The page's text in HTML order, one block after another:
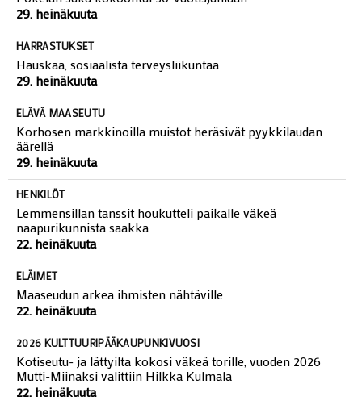
29. heinäkuuta
HARRASTUKSET
Hauskaa, sosiaalista terveysliikuntaa
29. heinäkuuta
ELÄVÄ MAASEUTU
Korhosen markkinoilla muistot heräsivät pyykkilaudan
äärellä
29. heinäkuuta
HENKILÖT
Lemmensillan tanssit houkutteli paikalle väkeä
naapurikunnista saakka
22. heinäkuuta
ELÄIMET
Maaseudun arkea ihmisten nähtäville
22. heinäkuuta
2026 KULTTUURIPÄÄKAUPUNKIVUOSI
Kotiseutu- ja lättyilta kokosi väkeä torille, vuoden 2026
Mutti-Miinaksi valittiin Hilkka Kulmala
22. heinäkuuta